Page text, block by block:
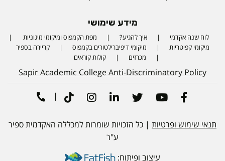
מידע שימושי
לוח שנה אקדמי איך להגיע?
מפת הקמפוס ומיקומי מיגוניות
מיקומי קפיטריות
מיקומי דיפיברילטורים בקמפוס
קריירה בספיר
מכרזים
קולות קוראים
Sapir Academic College Anti-Discriminatory Policy
עיצוב ופיתוח:
תנאי שימוש ופרטיות | כל הזכויות שומרות למכללה האקדמית ספיר
ע"ר
Facebook
Youtube
Twitter
Linkedin
Instagram
Tiktok
|
Phone number